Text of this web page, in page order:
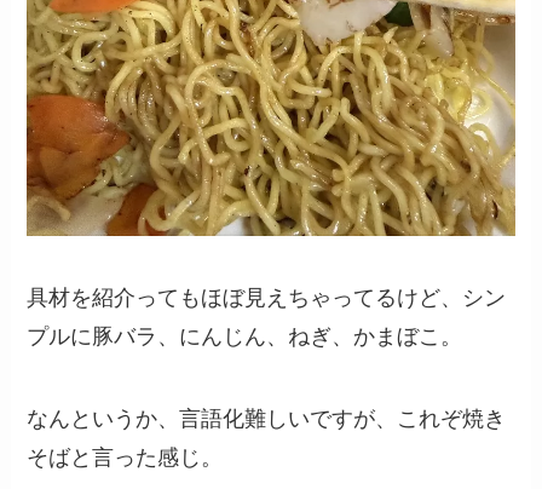
具材を紹介ってもほぼ見えちゃってるけど、シン
プルに豚バラ、にんじん、ねぎ、かまぼこ。
なんというか、言語化難しいですが、これぞ焼き
そばと言った感じ。